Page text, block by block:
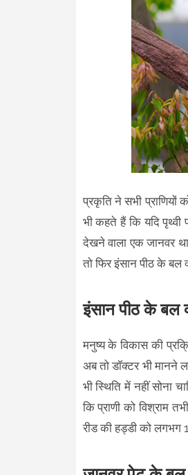
प्रकृति ने सभी प्राणियों
भी कहते हैं कि यदि पृथ्वी
देखने वाला एक जानवर
तो फिर इंसान पीठ के बल
इंसान पीठ के बल
मनुष्य के विकास की
अब तो डॉक्टर भी मानने
भी स्थिति में नहीं सोना
कि प्राणी को विश्राम
रीड की हड्डी को लगभग